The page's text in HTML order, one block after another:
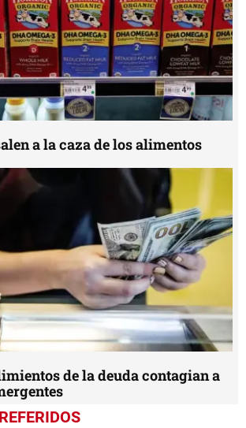
a la caza de los alimentos
de la deuda contagian a